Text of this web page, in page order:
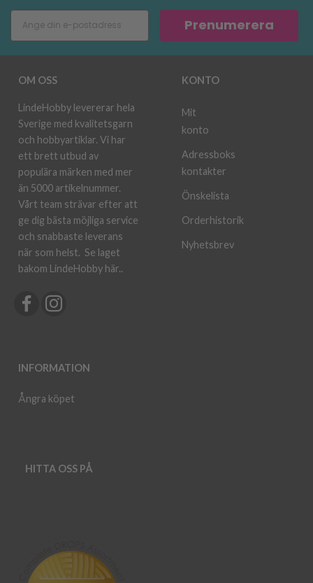
Prenumerera
OM OSS
LindeHobby levererar hela
Sverige med kvalitetsgarn
och hobbyartiklar. Vi har
ett brett utbud av
populära märken med mer
än 5000 artikelnummer.
Vårt team strävar efter att
ge dig bästa möjliga service
och snabbaste leverans
när som helst. Se laget
bakom LindeHobby här..
INFORMATION
Ångra köpet
KONTO
Mit
konto
Adressboks
kontakter
Önskelista
Orderhistorik
Nyhetsbrev
HITTA OSS PÅ